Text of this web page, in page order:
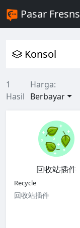
Pasar Fresns
Konsol
1
Hasil
Harga:
Berbayar
回收站插件
Recycle
回收站插件